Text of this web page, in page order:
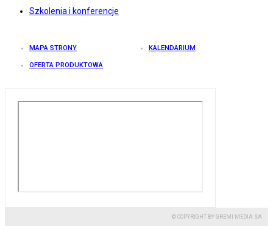
Szkolenia i konferencje
MAPA STRONY KALENDARIUM
OFERTA PRODUKTOWA
© COPYRIGHT BY GREMI MEDIA SA